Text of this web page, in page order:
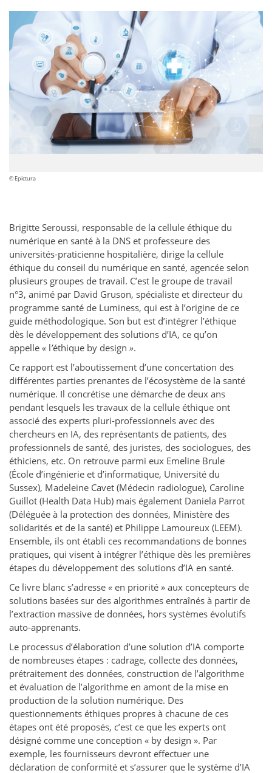
© Epictura
Brigitte Seroussi, responsable de la cellule éthique du
numérique en santé à la DNS et professeure des
universités-praticienne hospitalière, dirige la cellule
éthique du conseil du numérique en santé, agencée selon
plusieurs groupes de travail. C’est le groupe de travail
n°3, animé par David Gruson, spécialiste et directeur du
programme santé de Luminess, qui est à l’origine de ce
guide méthodologique. Son but est d’intégrer l’éthique
dès le développement des solutions d’IA, ce qu’on
appelle « l’éthique by design ».
Ce rapport est l’aboutissement d’une concertation des
différentes parties prenantes de l’écosystème de la santé
numérique. Il concrétise une démarche de deux ans
pendant lesquels les travaux de la cellule éthique ont
associé des experts pluri-professionnels avec des
chercheurs en IA, des représentants de patients, des
professionnels de santé, des juristes, des sociologues, des
éthiciens, etc. On retrouve parmi eux Emeline Brule
(École d’ingénierie et d’informatique, Université du
Sussex), Madeleine Cavet (Médecin radiologue), Caroline
Guillot (Health Data Hub) mais également Daniela Parrot
(Déléguée à la protection des données, Ministère des
solidarités et de la santé) et Philippe Lamoureux (LEEM).
Ensemble, ils ont établi ces recommandations de bonnes
pratiques, qui visent à intégrer l’éthique dès les premières
étapes du développement des solutions d’IA en santé.
Ce livre blanc s’adresse « en priorité » aux concepteurs de
solutions basées sur des algorithmes entraînés à partir de
l’extraction massive de données, hors systèmes évolutifs
auto-apprenants.
Le processus d’élaboration d’une solution d’IA comporte
de nombreuses étapes : cadrage, collecte des données,
prétraitement des données, construction de l’algorithme
et évaluation de l’algorithme en amont de la mise en
production de la solution numérique. Des
questionnements éthiques propres à chacune de ces
étapes ont été proposés, c’est ce que les experts ont
désigné comme une conception « by design ». Par
exemple, les fournisseurs devront effectuer une
déclaration de conformité et s’assurer que le système d’IA